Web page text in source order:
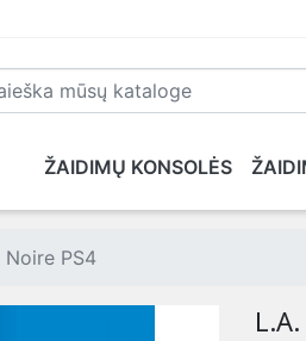
ŽAIDIMŲ KONSOLĖS
PLAYSTATION 5 XBOX
Noire PS4